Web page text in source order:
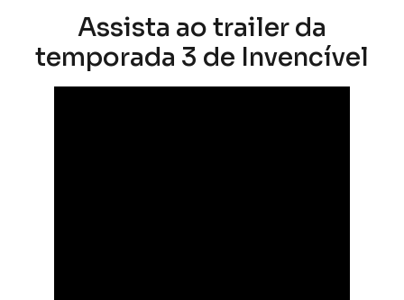
Assista ao trailer da
temporada 3 de Invencível